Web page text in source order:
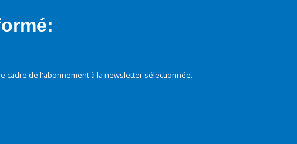
de l'abonnement à la newsletter sélectionnée.